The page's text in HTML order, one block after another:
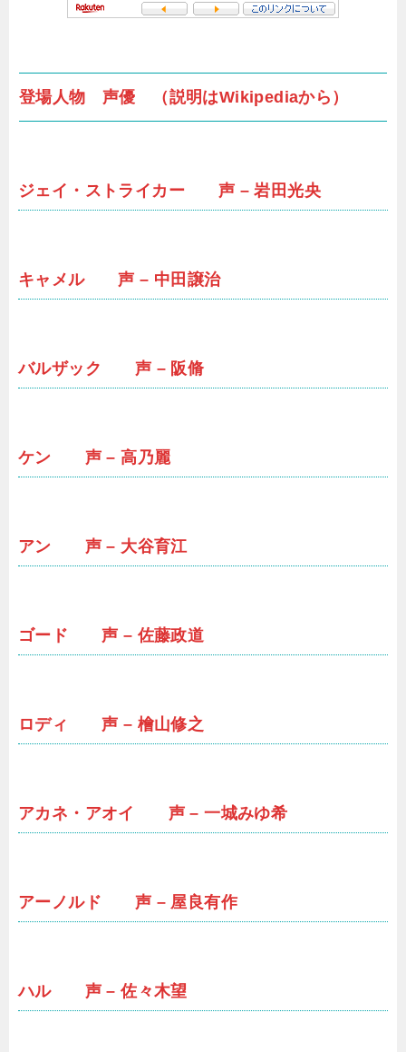
登場人物 声優 （説明はWikipediaから）
ジェイ・ストライカー 声 – 岩田光央
キャメル 声 – 中田譲治
バルザック 声 – 阪脩
ケン 声 – 高乃麗
アン 声 – 大谷育江
ゴード 声 – 佐藤政道
ロディ 声 – 檜山修之
アカネ・アオイ 声 – 一城みゆ希
アーノルド 声 – 屋良有作
ハル 声 – 佐々木望